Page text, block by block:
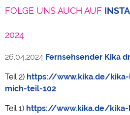
FOLGE UNS AUCH AUF
2024
26.04.2024 Fernsehsender Kika
Teil 2) https://www.kika.de/
mich-teil-102
Teil 1) https://www.kika.de/